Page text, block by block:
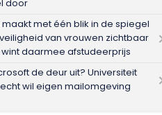
door
maakt met één blik in de spiegel
van vrouwen zichtbaar
daarmee afstudeerprijs
de deur uit? Universiteit
wil eigen mailomgeving